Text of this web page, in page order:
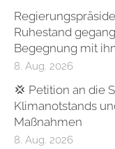
Ruhestand
Begegnung mit
8. Aug. 2026
💢 Petition an die
Klimanotstands
Maßnahmen
8. Aug. 2026